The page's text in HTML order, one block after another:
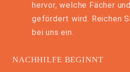
hervor, welche Fächer
gefördert wird. Reichen
bei uns ein.
NACHHILFE BEGINNT